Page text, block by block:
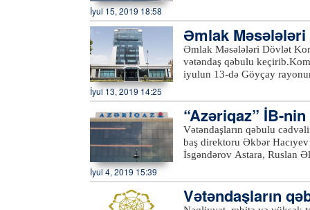
10 saylı Ərazi Vergilər
habelə İsmayıllı, Balakən
etməklə, eləcə də Vergilər
keçə bilərlər.xeber100.com
İyul 15, 2019 18:58
Əmlak
b
Əmlak Məsələləri Dövlət
vətəndaş qəbulu
iyulun 13-də Göyçay
struktur bölmə rəhbərlərinin
müraciətlər diqqətlə
müraciətlər nəzarətə
ilə bağlı komitə sədri
komitənin fəaliyyət
göndərilməsi üçün
uçotuna alınması,
İyul 13, 2019 14:25
“Azəriqaz” İB-
dinləyib
Vətəndaşların qəbulu
baş direktoru Əkbər
İsgəndərov Astara, Ruslan
vətəndaşların müraciətlərinə
məntəqələrinin
məsələlərlə bağlı
İyul 4, 2019 15:39
Vətəndaşların